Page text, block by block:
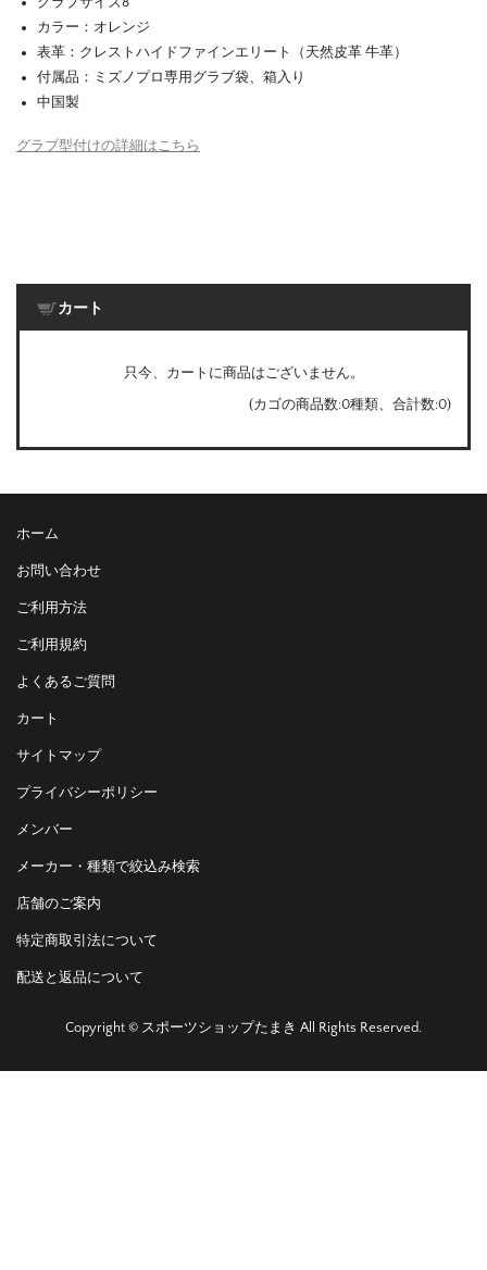
カラー：オレンジ
表革：クレストハイドファインエリート（天然皮革 牛革）
付属品：ミズノプロ専用グラブ袋、箱入り
中国製
グラブ型付けの詳細はこちら
カート
只今、カートに商品はございません。
(カゴの商品数:0種類、合計数:0)
ホーム
お問い合わせ
ご利用方法
ご利用規約
よくあるご質問
カート
サイトマップ
プライバシーポリシー
メンバー
メーカー・種類で絞込み検索
店舗のご案内
特定商取引法について
配送と返品について
Copyright © スポーツショップたまき All Rights Reserved.